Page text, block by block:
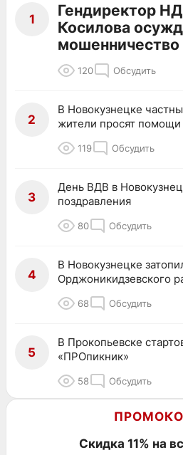
1
Гендиректор
Косилова
мошенничество
120 Обсудить
2
В Новокузнецке
жители просят помощи
119 Обсудить
3
День ВДВ в
поздравления
80 Обсудить
4
В Новокузнецке
Орджоникидзевского
68 Обсудить
5
В Прокопьевске
«ПРОпикник»
58 Обсудить
Скидка 11% на